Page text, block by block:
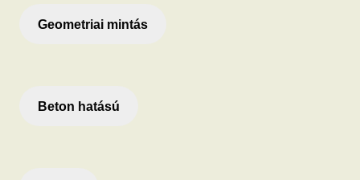
Geometriai mintás
Beton hatású